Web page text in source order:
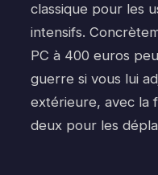
classique pour les
intensifs.
PC à 400 euros
guerre si vous lui
extérieure, avec la
deux pour les